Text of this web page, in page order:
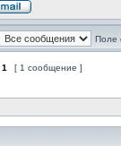
Поле
1 [ 1 сообщение ]